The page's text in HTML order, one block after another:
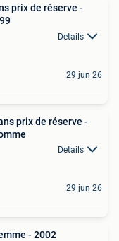
prix de réserve -
Details
29 jun 26
prix de réserve -
Details
29 jun 26
- 2002